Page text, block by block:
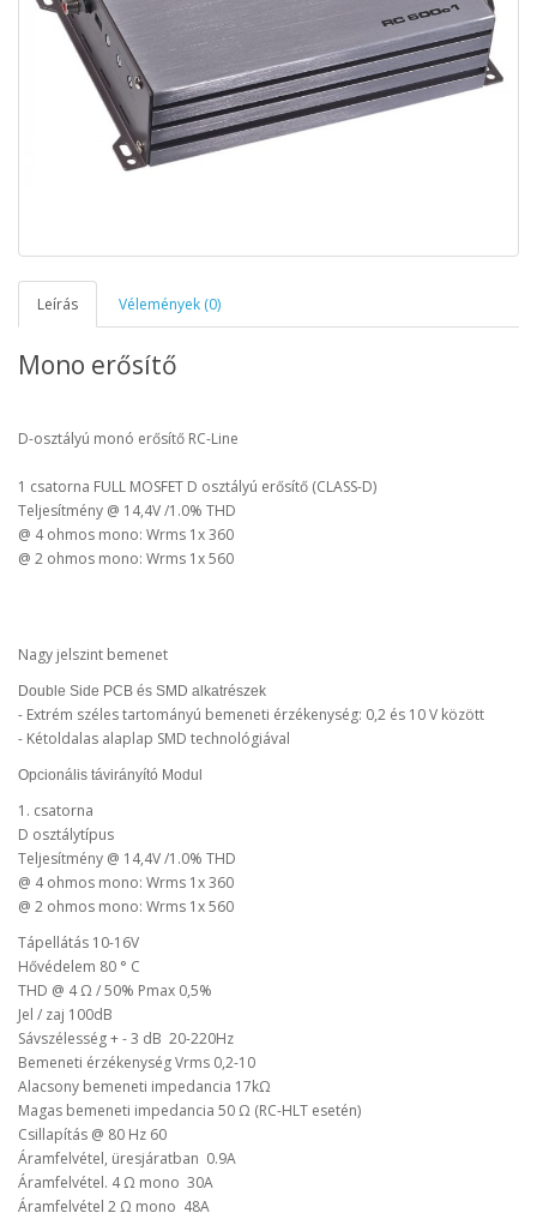
Leírás Vélemények (0)
Mono erősítő
D-osztályú monó erősítő RC-Line
1 csatorna FULL MOSFET D osztályú erősítő (CLASS-D)
Teljesítmény @ 14,4V /1.0% THD
@ 4 ohmos mono: Wrms 1x 360
@ 2 ohmos mono: Wrms 1x 560
Nagy jelszint bemenet
Double Side PCB és SMD alkatrészek
- Extrém szélestartományú bemeneti érzékenység: 0,2 és 10 V között
- Kétoldalas alaplap SMD technológiával
Opcionális távirányító Modul
1. csatorna
D osztálytípus
Teljesítmény @ 14,4V /1.0% THD
@ 4 ohmos mono: Wrms 1x 360
@ 2 ohmos mono: Wrms 1x 560
Tápellátás 10-16V
Hővédelem 80 ° C
THD @ 4 Ω / 50% Pmax 0,5%
Jel / zaj 100dB
Sávszélesség + - 3 dB 20-220Hz
Bemeneti érzékenység Vrms 0,2-10
Alacsony bemeneti impedancia 17kΩ
Magas bemeneti impedancia 50 Ω (RC-HLT esetén)
Csillapítás @ 80 Hz 60
Áramfelvétel, üresjáratban 0.9A
Áramfelvétel. 4 Ω mono 30A
Áramfelvétel 2 Ω mono 48A